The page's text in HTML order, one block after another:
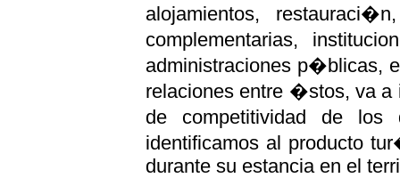
alojamientos,
complementarias,
administraciones p�blicas,
relaciones entre �stos, va a
de competitividad de
identificamos al producto
durante su estancia en el